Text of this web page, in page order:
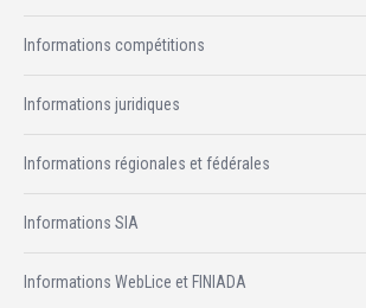
Informations compétitions
Informations juridiques
Informations régionales et fédérales
Informations SIA
Informations WebLice et FINIADA